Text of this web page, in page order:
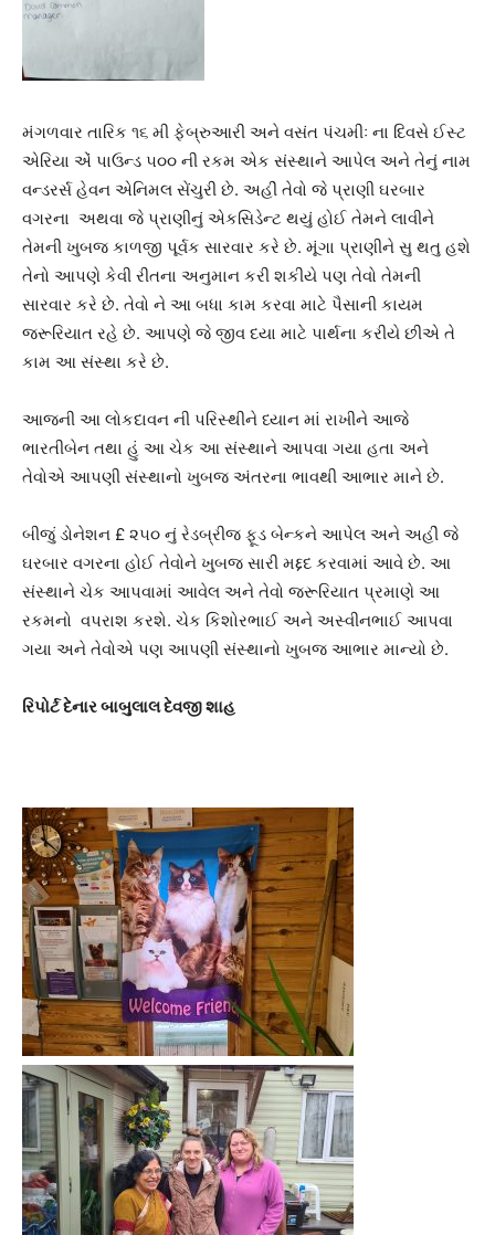
મંગળવાર તારિક ૧૬ મી ફેબ્રુઆરી અને વસંત પંચમીઃ ના દિવસે ઈસ્ટ
એરિયા એં પાઉન્ડ ૫૦૦ ની રકમ એક સંસ્થાને આપેલ અને તેનું નામ
વન્ડરર્સ હેવન એનિમલ સેંચુરી છે. અહીં તેવો જે પ્રાણી ઘરબાર
વગરના અથવા જે પ્રાણીનું એકસિડેન્ટ થયું હોઈ તેમને લાવીને
તેમની ખુબજ કાળજી પૂર્વક સારવાર કરે છે. મૂંગા પ્રાણીને સુ થતુ હશે
તેનો આપણે કેવી રીતના અનુમાન કરી શકીયે પણ તેવો તેમની
સારવાર કરે છે. તેવો ને આ બધા કામ કરવા માટે પૈસાની કાયમ
જરૂરિયાત રહે છે. આપણે જે જીવ દયા માટે પાર્થના કરીયે છીએ તે
કામ આ સંસ્થા કરે છે.
આજની આ લોકદાવન ની પરિસ્થીને ધ્યાન માં રાખીને આજે
ભારતીબેન તથા હું આ ચેક આ સંસ્થાને આપવા ગયા હતા અને
તેવોએ આપણી સંસ્થાનો ખુબજ અંતરના ભાવથી આભાર માને છે.
બીજું ડોનેશન £ ૨૫૦ નું રેડબ્રીજ ફૂડ બેન્કને આપેલ અને અહીં જે
ઘરબાર વગરના હોઈ તેવોને ખુબજ સારી મદ્દદ કરવામાં આવે છે. આ
સંસ્થાને ચેક આપવામાં આવેલ અને તેવો જરૂરિયાત પ્રમાણે આ
રકમનો વપરાશ કરશે. ચેક કિશોરભાઈ અને અસ્વીનભાઈ આપવા
ગયા અને તેવોએ પણ આપણી સંસ્થાનો ખુબજ આભાર માન્યો છે.
રિપોર્ટ દેનાર બાબુલાલ દેવજી શાહ